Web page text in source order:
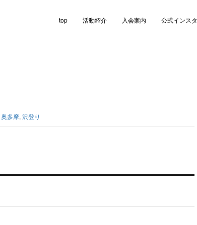
top 活動紹介 入会案内 公式インスタ
奥多摩, 沢登り